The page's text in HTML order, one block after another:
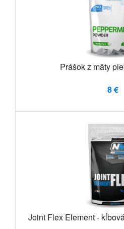
Prášok z mäty
8 €
Joint Flex Element -